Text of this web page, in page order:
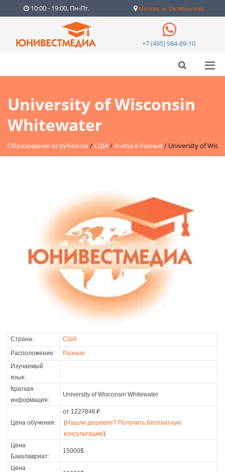
10:00 - 19:00, Пн-Пт. Москва, м. Октябрьская
+7 (495) 984-89-10
University of Wisconsin
Whitewater
Образование за рубежом /США/Учеба в Разные/ University of
Страна:
США
Расположение:
Разные
Изучаемый
язык:
Краткая
информация:
University of Wisconsin Whitewater
Цена обучения:
от 1227846 ₽
(Нашли дешевле? Получить бесплатную
консультацию)
Цена
Бакалавриат:
15000$
Цена